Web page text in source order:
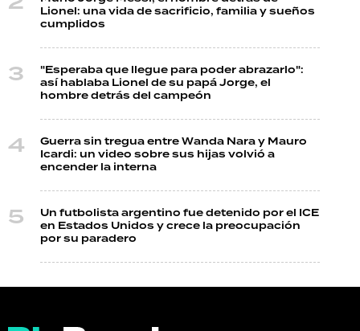
Lionel: una vida de sacrificio, familia y sueños
cumplidos
"Esperaba que llegue para poder abrazarlo":
así hablaba Lionel de su papá Jorge, el
hombre detrás del campeón
Guerra sin tregua entre Wanda Nara y Mauro
Icardi: un video sobre sus hijas volvió a
encender la interna
Un futbolista argentino fue detenido por el ICE
en Estados Unidos y crece la preocupación
por su paradero